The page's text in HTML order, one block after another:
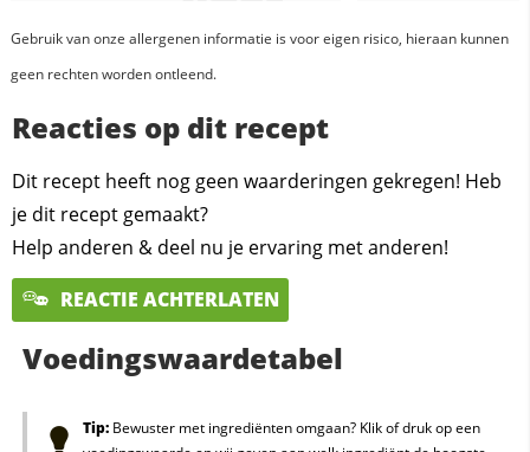
Gebruik van onze allergenen informatie is voor eigen risico, hieraan kunnen
geen rechten worden ontleend.
Reacties op dit recept
Dit recept heeft nog geen waarderingen gekregen! Heb
je dit recept gemaakt?
Help anderen & deel nu je ervaring met anderen!
REACTIE ACHTERLATEN
Voedingswaardetabel
Tip:Bewuster met ingrediënten omgaan? Klik of druk op een